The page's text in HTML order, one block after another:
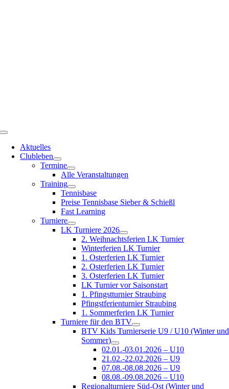
Toggle
NavigationAktuelles
Clubleben
Termine
Alle Veranstaltungen
Training
Tennisbase
Preise Tennisbase Sieber & Schießl
Fast Learning
Turniere
LK Turniere 2026
2. Weihnachtsferien LK Turnier
Winterferien LK Turnier
1. Osterferien LK Turnier
2. Osterferien LK Turnier
3. Osterferien LK Turnier
LK Turnier vor Saisonstart
1. Pfingstturnier Straubing
Pfingstferienturnier Straubing
1. Sommerferien LK Turnier
Turniere für den BTV
BTV Kids Turnierserie U9 / U10 (Winter und
Sommer)
02.01.-03.01.2026 – U10
21.02.-22.02.2026 – U9
07.08.-08.08.2026 – U9
08.08.-09.08.2026 – U10
Regionalturniere Süd-Ost (Winter und